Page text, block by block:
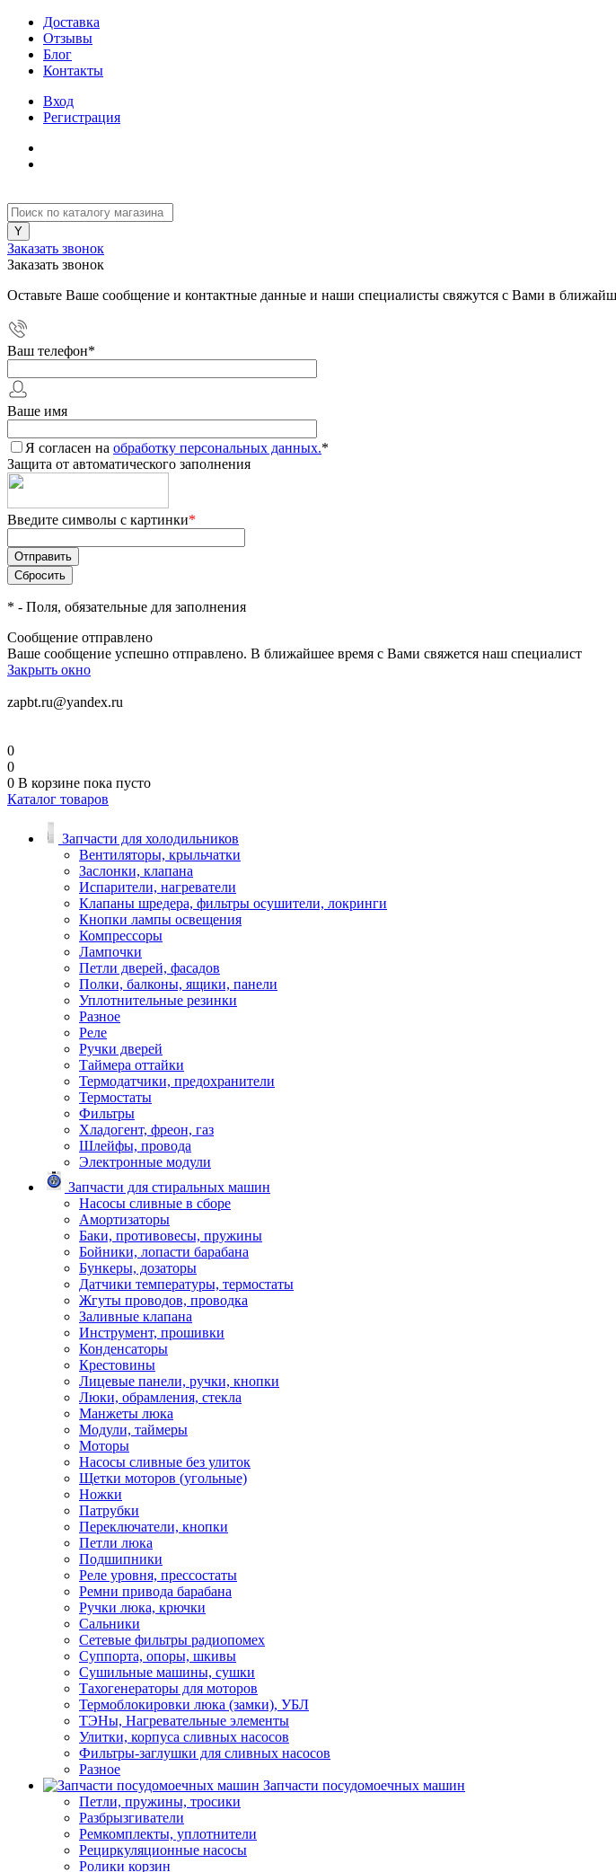
Доставка
Отзывы
Блог
Контакты
Вход
Регистрация
Заказать звонок
Заказать звонок
Оставьте Ваше сообщение и контактные данные и наши специалисты свяжутся с Вами в
Ваш телефон*
Ваше имя
Я согласен на обработку персональных данных.*
Защита от автоматического заполнения
Введите символы с картинки*
* - Поля, обязательные для заполнения
Сообщение отправлено
Ваше сообщение успешно отправлено. В ближайшее время с Вами свяжется наш специалист
Закрыть окно
zapbt.ru@yandex.ru
0
0
0 В корзине пока пусто
Каталог товаров
Запчасти для холодильников
Вентиляторы, крыльчатки
Заслонки, клапана
Испарители, нагреватели
Клапаны шредера, фильтры осушители, локринги
Кнопки лампы освещения
Компрессоры
Лампочки
Петли дверей, фасадов
Полки, балконы, ящики, панели
Уплотнительные резинки
Разное
Реле
Ручки дверей
Таймера оттайки
Термодатчики, предохранители
Термостаты
Фильтры
Хладогент, фреон, газ
Шлейфы, провода
Электронные модули
Запчасти для стиральных машин
Насосы сливные в сборе
Амортизаторы
Баки, противовесы, пружины
Бойники, лопасти барабана
Бункеры, дозаторы
Датчики температуры, термостаты
Жгуты проводов, проводка
Заливные клапана
Инструмент, прошивки
Конденсаторы
Крестовины
Лицевые панели, ручки, кнопки
Люки, обрамления, стекла
Манжеты люка
Модули, таймеры
Моторы
Насосы сливные без улиток
Щетки моторов (угольные)
Ножки
Патрубки
Переключатели, кнопки
Петли люка
Подшипники
Реле уровня, прессостаты
Ремни привода барабана
Ручки люка, крючки
Сальники
Сетевые фильтры радиопомех
Суппорта, опоры, шкивы
Сушильные машины, сушки
Тахогенераторы для моторов
Термоблокировки люка (замки), УБЛ
ТЭНы, Нагревательные элементы
Улитки, корпуса сливных насосов
Фильтры-заглушки для сливных насосов
Разное
Запчасти посудомоечных машин
Петли, пружины, тросики
Разбрызгиватели
Ремкомплекты, уплотнители
Рециркуляционные насосы
Ролики корзин